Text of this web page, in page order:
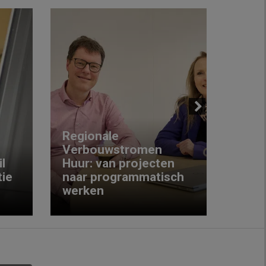
Regionale
Verbouwstromen
Huur: van projecten
naar programmatisch
werken
Next